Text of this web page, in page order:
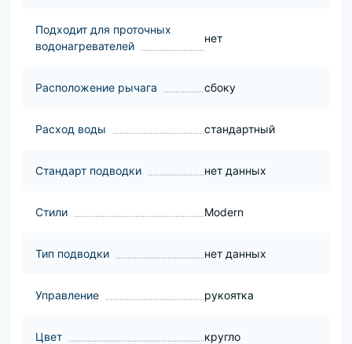
Подходит для проточных
водонагревателей
нет
Расположение рычага сбоку
Расход воды стандартный
Стандарт подводки нет данных
Стили Modern
Тип подводки нет данных
Управление рукоятка
Цвет кругло